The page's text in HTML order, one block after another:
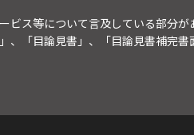
ビス等について言及している部分
、「目論見書」、「目論見書補完